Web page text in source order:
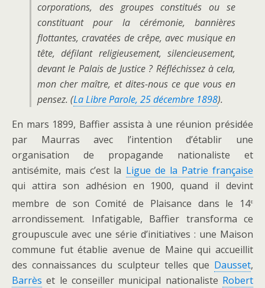
corporations, des groupes constitués ou se
constituantpour la cérémonie, bannières
flottantes, cravatées de crêpe, avec musique en
tête, défilant religieusement, silencieusement,
devant le Palais de Justice ? Réfléchissez à cela,
mon cher maître, et dites-nous ce que vous en
pensez. (La Libre Parole, 25 décembre 1898).
En mars 1899, Baffier assista à une réunion présidée
par Maurras avec l’intention d’établir une
organisation de propagande nationaliste et
antisémite, mais c’est la Ligue de la Patrie française
qui attira son adhésion en 1900, quand il devint
membre de son Comité de Plaisance dans le 14e
arrondissement. Infatigable, Baffier transforma ce
groupuscule avec une série d’initiatives : une Maison
commune fut établie avenue de Maine qui accueillit
des connaissances du sculpteur telles que Dausset,
Barrès et le conseiller municipal nationaliste Robert